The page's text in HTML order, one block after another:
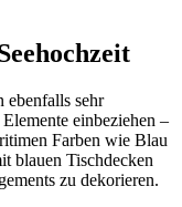
ebenfalls sehr
einbeziehen –
Farben wie Blau
blauen Tischdecken
zu dekorieren.